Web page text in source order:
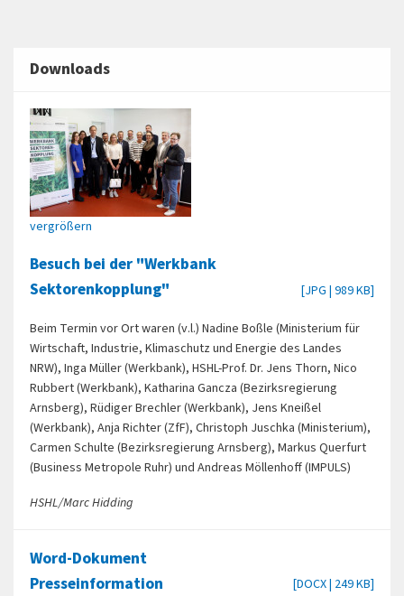
Downloads
vergrößern
Besuch bei der "Werkbank
Sektorenkopplung"
[JPG | 989 KB]
Beim Termin vor Ort waren (v.l.) Nadine Boßle (Ministerium für
Wirtschaft, Industrie, Klimaschutz und Energie des Landes
NRW), Inga Müller (Werkbank), HSHL-Prof. Dr. Jens Thorn, Nico
Rubbert (Werkbank), Katharina Gancza (Bezirksregierung
Arnsberg), Rüdiger Brechler (Werkbank), Jens Kneißel
(Werkbank), Anja Richter (ZfF), Christoph Juschka (Ministerium),
Carmen Schulte (Bezirksregierung Arnsberg), Markus Querfurt
(Business Metropole Ruhr) und Andreas Möllenhoff (IMPULS)
HSHL/Marc Hidding
Word-Dokument
Presseinformation
[DOCX | 249 KB]